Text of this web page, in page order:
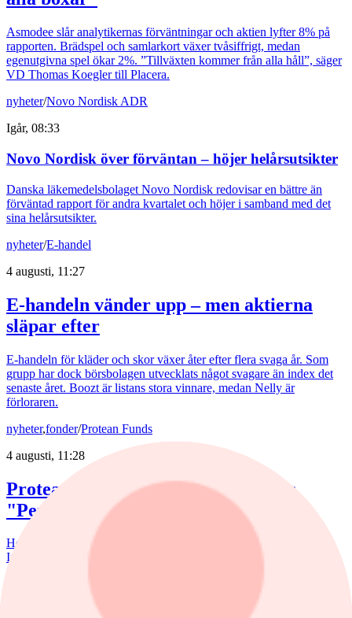
Asmodee slår analytikernas förväntningar och aktien lyfter 8% på
rapporten. Brädspel och samlarkort växer tvåsiffrigt, medan
egenutgivna spel ökar 2%. ”Tillväxten kommer från alla håll”, säger
VD Thomas Koegler till Placera.
nyheter/Novo Nordisk ADR
Igår, 08:33
Novo Nordisk över förväntan – höjer helårsutsikter
Danska läkemedelsbolaget Novo Nordisk redovisar en bättre än
förväntad rapport för andra kvartalet och höjer i samband med det
sina helårsutsikter.
nyheter/E-handel
4 augusti, 11:27
E-handeln vänder upp – men aktierna
släpar efter
E-handeln för kläder och skor växer åter efter flera svaga år. Som
grupp har dock börsbolagen utvecklats något svagare än index det
senaste året. Boozt är listans stora vinnare, medan Nelly är
förloraren.
nyheter,fonder/Protean Funds
4 augusti, 11:28
Protean blankar investmentbolaget:
"Perversiteter"
Hedgefondförvaltaren Pontus Dackmo ställer sig tveksam till
Industrivärdens premievärdering. "För oss är detta en av de
perversiteter som skapas av mekaniska köp och flykten till passivt",
skriver Protean-förvaltaren, som tagit en kort position i aktien.